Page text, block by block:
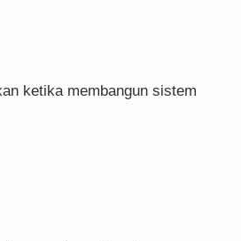
ketika membangun sistem